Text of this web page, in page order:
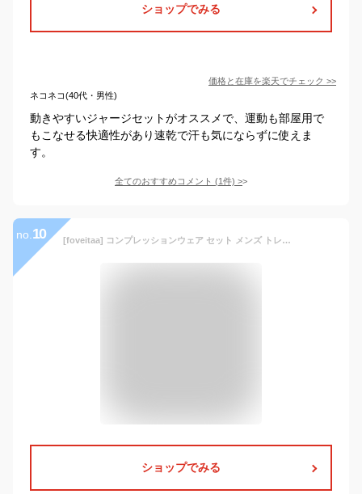
ショップでみる
価格と在庫を楽天でチェック >>
ネコネコ(40代・男性)
動きやすいジャージセットがオススメで、運動も部屋用で
もこなせる快適性があり速乾で汗も気にならずに使えま
す。
全てのおすすめコメント (1件) >
no. 10 [foveitaa] コンプレッションウェア セット メンズ トレーニングウェア 5点セット 通気防臭 スポーツ ランニングウェア パーカー 長袖シャツ 半袖シャツ ハーフパンツ タイツ 吸汗速乾 pinjie blue L
ショップでみる